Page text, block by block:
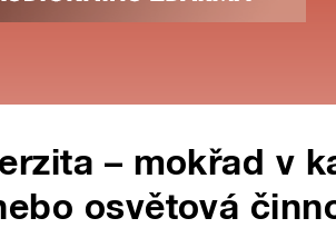
– mokřad v
osvětová